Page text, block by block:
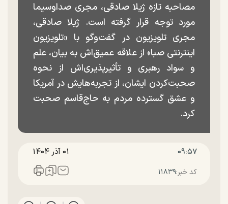
مصاحبه تازه ژیلا صادقی، مجری صداوسیما
مورد توجه قرار گرفته است. ژیلا صادقی،
مجری تلویزیون در گفت‌وگو با «تلویزیون
اینترنتی صبا» از علاقه عمیق‌اش به بیان، علم
و سواد رهبری و تأثیرپذیری‌اش از نحوه
صحبت‌کردن ایشان، از تجربه‌هایش در آمریکا
و عشق گسترده مردم به حاج‌قاسم صحبت
کرد.
۰۹:۵۷ ۰۱ آذر ۱۴۰۴
کد خبر:۱۱۸۳۹